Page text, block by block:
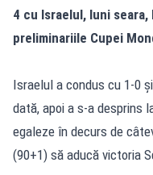
4 cu Israelul, luni
preliminariile Cupei
Israelul a condus cu 1-0
dată, apoi a s-a desprins
egaleze în decurs de
(90+1) să aducă victoria